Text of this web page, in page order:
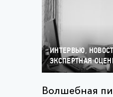
ИНТЕРВЬЮ,
ЭКСПЕРТНАЯ
Волшебная